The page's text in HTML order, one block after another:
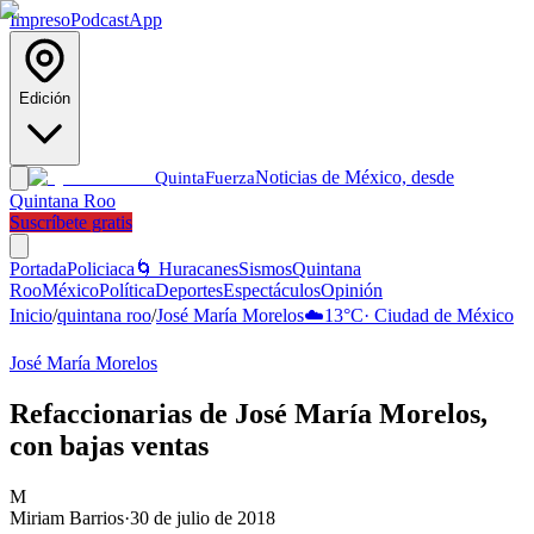
ImpresoPodcastApp
Edición
QuintaFuerzaNoticias de México, desde
Quintana Roo
Suscríbete gratis
PortadaPoliciaca 🌀 HuracanesSismosQuintana
RooMéxicoPolíticaDeportesEspectáculosOpinión
Inicio/quintana roo/José María Morelos☁️13°C· Ciudad de México
José María Morelos
Refaccionarias de José María Morelos,
con bajas ventas
M
Miriam Barrios·30 de julio de 2018